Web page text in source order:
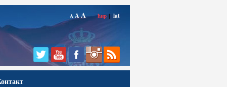
A AA ћир | lat